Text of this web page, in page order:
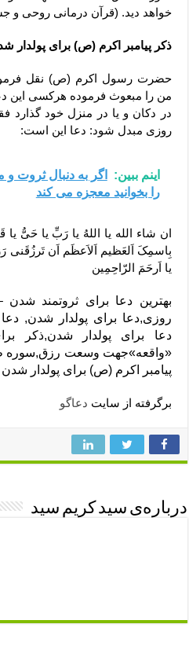
خواهد دید. (قرآن درمانی روحی و
ذکر پیامبر اکرم (ص) برای پولدار
حضرت رسول اکرم (ص) نقل
من را مبعوث فرموده هرکسی این
در دکان و یا در منزل خود
روزی مبدل شود: دعا این است:
اینم ببین:
اگر به دنبال ثروت
را بخوانید معجزه می کند
ان شاء الله یا اللهُ یا رَبِّ یا حَیُّ یا
بِاسمِکَ اَلعَظیم اَلاَعظَم اَن تَرزُقَنی
یا اَرحَمَ الرّاحِمِین
بهترین دعا برای ثروتمند
روزی,دعا برای پولدار شدن,
دعا برای پولدار شدن,ذکر
«واقعه»جهت وسعت رزق,سوره
پیامبر اکرم (ص) برای پولدار شدن
برگرفته از سایت دعاگو
درباره‌ی سید کریم سید